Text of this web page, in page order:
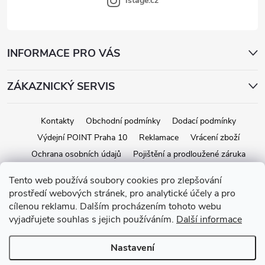
Tento web používá soubory cookies pro zlepšování
prostředí webových stránek, pro analytické účely a pro
cílenou reklamu. Dalším procházením tohoto webu
vyjadřujete souhlas s jejich používáním. Další informace
Nastavení
INFORMACE PRO VÁS
ZÁKAZNICKÝ SERVIS
Kontakty Obchodní podmínky
Dodací podmínky
Výdejní POINT Praha 10
Reklamace
Vrácení zboží
Ochrana osobních údajů
Pojištění a prodloužené záruka
Vytvořil Shoptet
Copyright 2026iStage.cz. Všechna práva vyhrazena.Upravit nastavení
cookies